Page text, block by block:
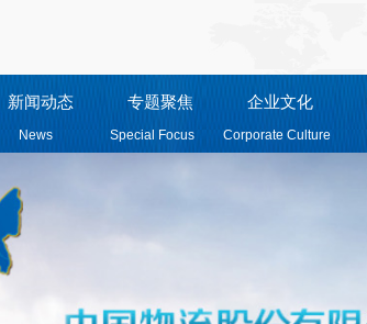
Corporate Culture
News
新闻动态 专题聚焦 企业文化
Special Focus